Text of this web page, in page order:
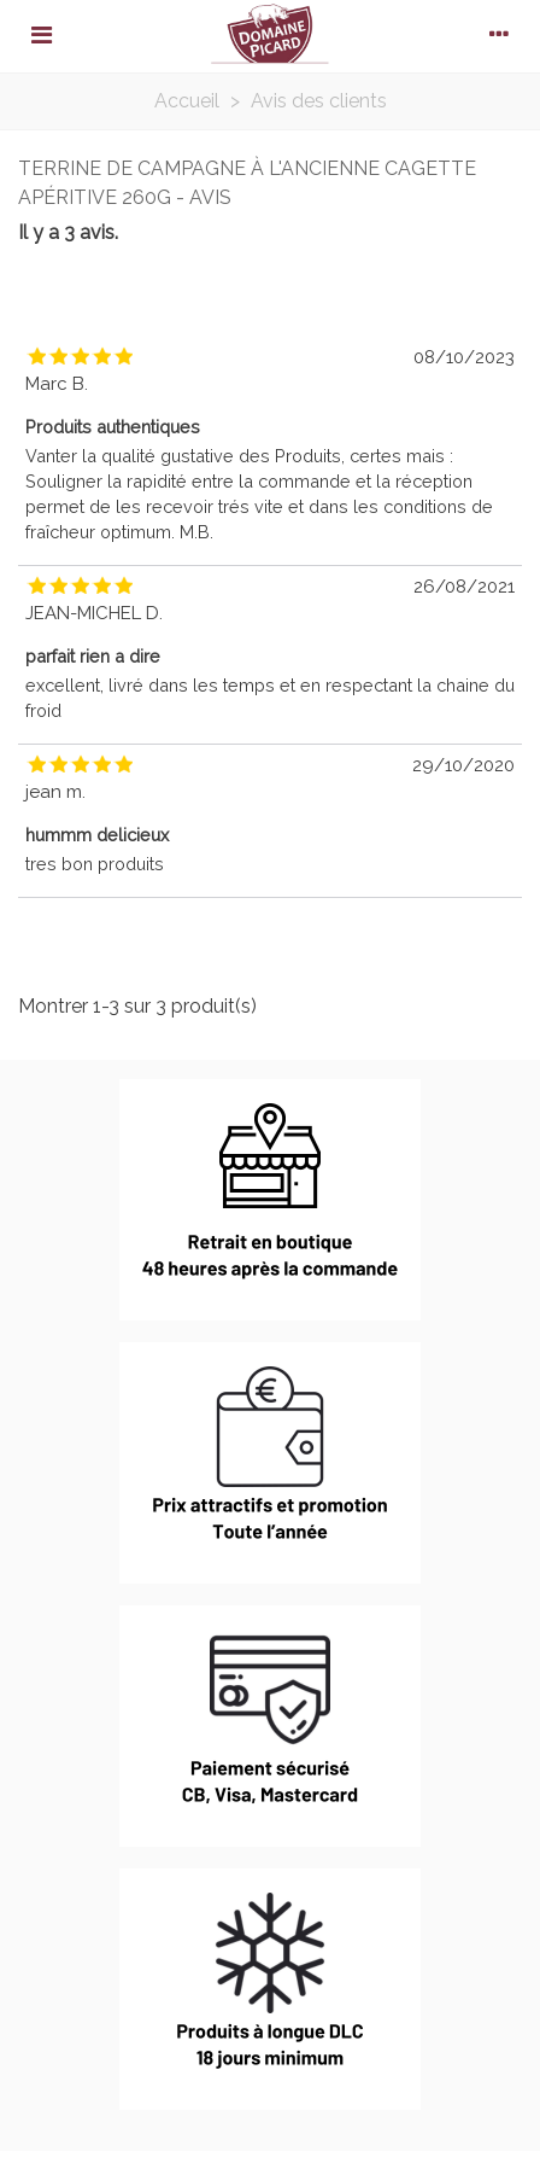
Accueil > Avis des clients
TERRINE DE CAMPAGNE À L'ANCIENNE CAGETTE
APÉRITIVE 260G - AVIS
Il y a 3 avis.
08/10/2023
Marc B.
Produits authentiques
Vanter la qualité gustative des Produits, certes mais :
Souligner la rapidité entre la commande et la réception
permet de les recevoir trés vite et dans les conditions de
fraîcheur optimum. M.B.
26/08/2021
JEAN-MICHEL D.
parfait rien a dire
excellent, livré dans les temps et en respectant la chaine du
froid
29/10/2020
jean m.
hummm delicieux
tres bon produits
Montrer 1-3 sur 3 produit(s)